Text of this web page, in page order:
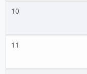
10
11